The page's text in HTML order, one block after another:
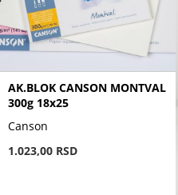
AK.BLOK CANSON MONTVAL
300g 18x25
Canson
1.023,00 RSD